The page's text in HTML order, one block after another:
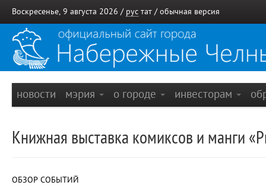
Воскресенье, 9 августа 2026 / рус тат / обычная версия
новости мэрия о городе инвесторам
Книжная выставка комиксов и манги
ОБЗОР СОБЫТИЙ